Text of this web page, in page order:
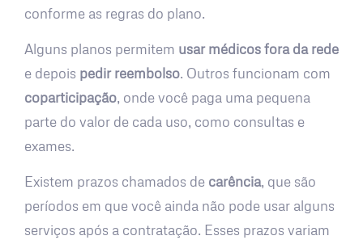
conforme as regras do plano.
Alguns planos permitem usar médicos fora da rede
e depois pedir reembolso. Outros funcionam com
coparticipação, onde você paga uma pequena
parte do valor de cada uso, como consultas e
exames.
Existem prazos chamados de carência, que são
períodos em que você ainda não pode usar alguns
serviços após a contratação. Esses prazos variam